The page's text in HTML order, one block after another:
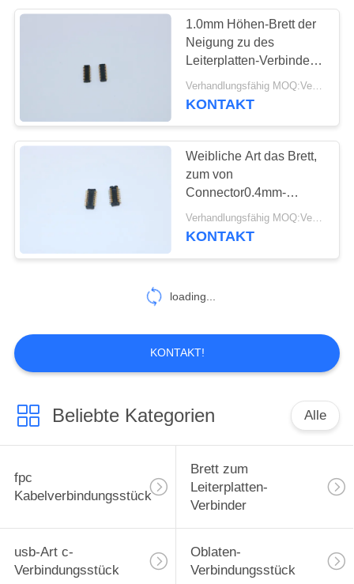
Verbindungsstück
der codierten Karte
9
6
FFC Flachkabel
14
1.0mm Höhen-Brett der
Neigung zu des
Leiterplatten-Verbinder-
0.4mm ersetzen AA03-
S024VA1/WP3-
Verhandlungsfähig MOQ:Verhandelbar
KONTAKT
Weibliche Art das Brett,
zum von
Connector0.4mm-
Neigung zu verschalen
ersetzen DF30FC-
Verhandlungsfähig MOQ:Verhandelbar
KONTAKT
loading...
KONTAKT!
Beliebte Kategorien Alle
fpc
Kabelverbindungsstück
Brett zum
Leiterplatten-
Verbinder
usb-Art c-
Verbindungsstück
Oblaten-
Verbindungsstück